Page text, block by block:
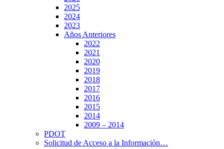
2025
2024
2023
Años Anteriores
2022
2021
2020
2019
2018
2017
2016
2015
2014
2009 – 2014
PDOT
Solicitud de Acceso a la Información…